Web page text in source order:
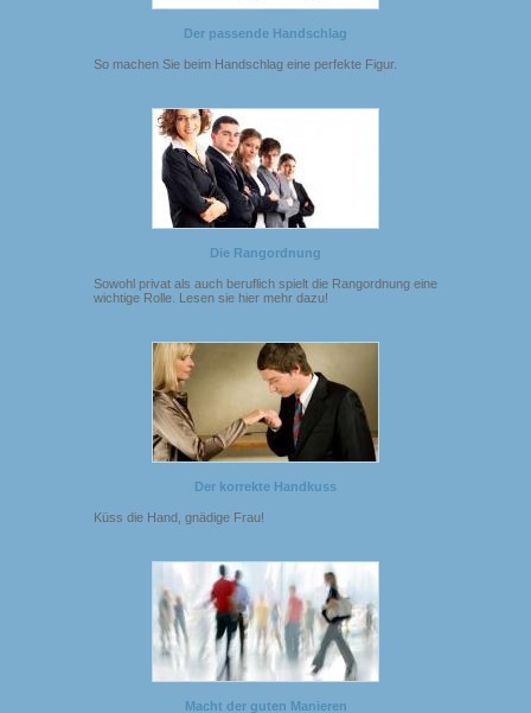
Der passende Handschlag
So machen Sie beim Handschlag eine perfekte Figur.
Die Rangordnung
Sowohl privat als auch beruflich spielt die Rangordnung eine
wichtige Rolle. Lesen sie hier mehr dazu!
Der korrekte Handkuss
Küss die Hand, gnädige Frau!
Macht der guten Manieren